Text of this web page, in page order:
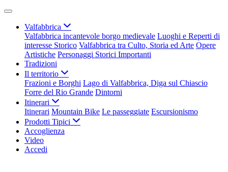
Valfabbrica
Valfabbrica incantevole borgo medievale Luoghi e Reperti di
interesse Storico Valfabbrica tra Culto, Storia ed Arte Opere
Artistiche Personaggi Storici Importanti
Tradizioni
Il territorio
Frazioni e Borghi Lago di Valfabbrica, Diga sul Chiascio
Forre del Rio Grande Dintorni
Itinerari
Itinerari Mountain Bike Le passeggiate Escursionismo
Prodotti Tipici
Accoglienza
Video
Accedi